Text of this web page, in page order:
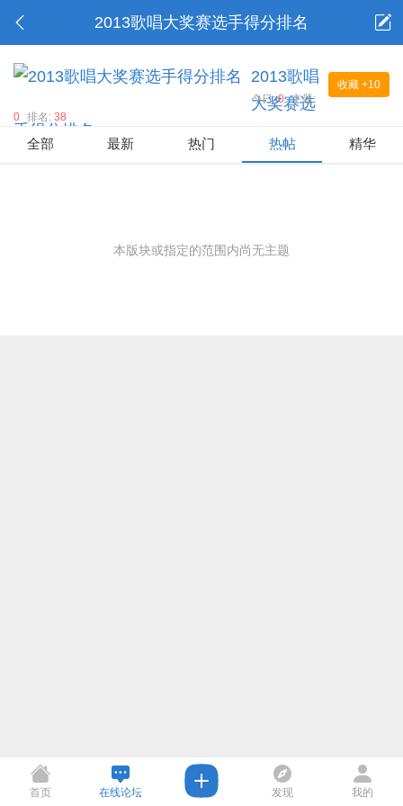
2013歌唱大奖赛选手得分排名
收藏 +10
2013歌唱
大奖赛选
手得分排名
今日:0 主题:
0 排名: 38
全部 最新 热门 热帖 精华
本版块或指定的范围内尚无主题
首页 在线论坛 发现 我的